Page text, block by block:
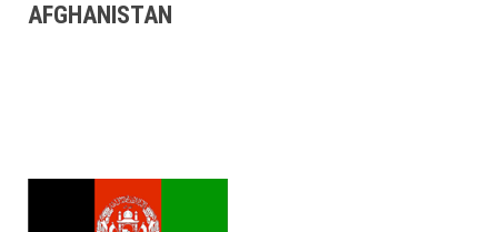
AFGHANISTAN